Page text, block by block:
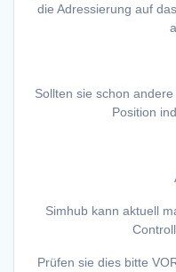
die Adressierung auf
Sollten sie schon
Position
Simhub kann aktuell
Prüfen sie dies bitte